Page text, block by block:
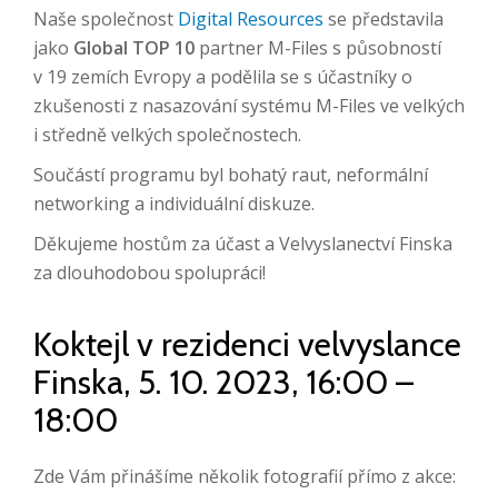
Naše společnost Digital Resources se představila
jako Global TOP 10 partner M-Files s působností
v 19 zemích Evropy a podělila se s účastníky o
zkušenosti z nasazování systému M-Files ve velkých
i středně velkých společnostech.
Součástí programu byl bohatý raut, neformální
networking a individuální diskuze.
Děkujeme hostům za účast a Velvyslanectví Finska
za dlouhodobou spolupráci!
Koktejl v rezidenci velvyslance
Finska, 5. 10. 2023, 16:00 –
18:00
Zde Vám přinášíme několik fotografií přímo z akce: